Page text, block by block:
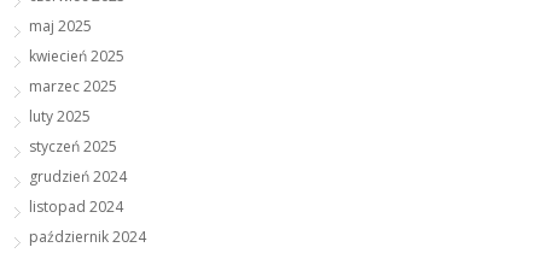
maj 2025
kwiecień 2025
marzec 2025
luty 2025
styczeń 2025
grudzień 2024
listopad 2024
październik 2024